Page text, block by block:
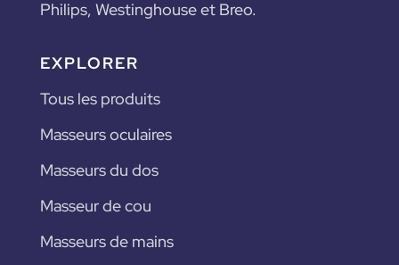
Philips, Westinghouse et Breo.
EXPLORER
Tous les produits
Masseurs oculaires
Masseurs du dos
Masseur de cou
Masseurs de mains